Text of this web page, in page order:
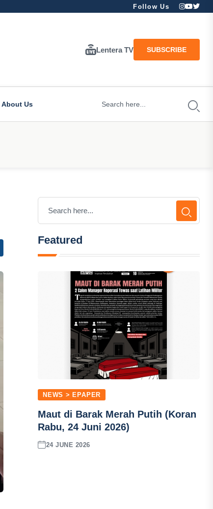
Follow Us
Lentera TV SUBSCRIBE
About Us
Featured
NEWS > EPAPER
Maut di Barak Merah Putih (Koran
Rabu, 24 Juni 2026)
24 JUNE 2026